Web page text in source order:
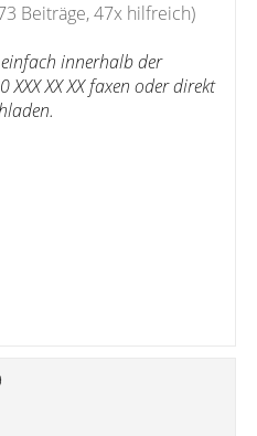
Beiträge, 47x hilfreich)
innerhalb der
XX XX faxen oder direkt